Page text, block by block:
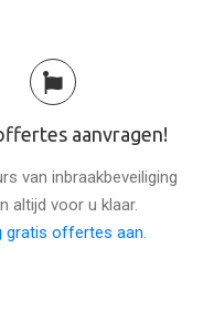
aanvragen!
van inbraakbeveiliging
altijd voor u klaar.
gratis offertes aan.